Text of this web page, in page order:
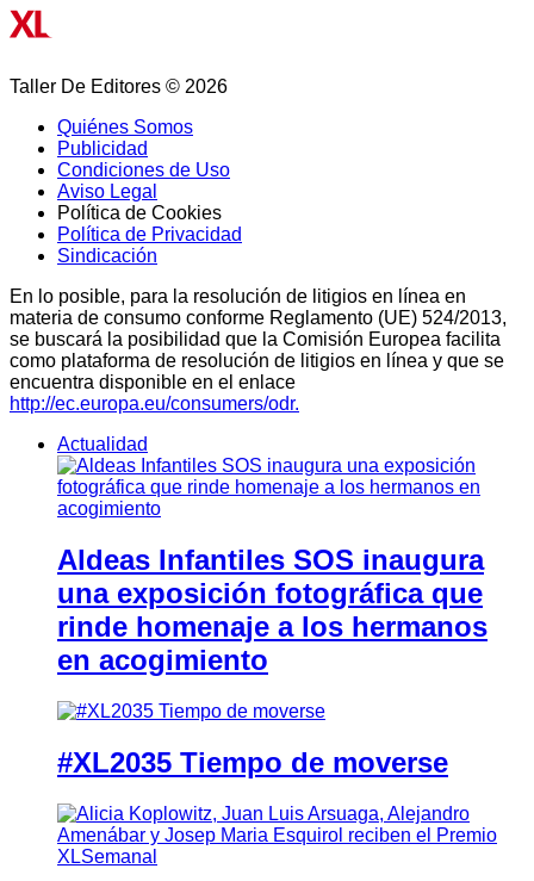
Taller De Editores © 2026
Quiénes Somos
Publicidad
Condiciones de Uso
Aviso Legal
Política de Cookies
Política de Privacidad
Sindicación
En lo posible, para la resolución de litigios en línea en
materia de consumo conforme Reglamento (UE) 524/2013,
se buscará la posibilidad que la Comisión Europea facilita
como plataforma de resolución de litigios en línea y que se
encuentra disponible en el enlace
http://ec.europa.eu/consumers/odr.
Actualidad
Aldeas Infantiles SOS inaugura
una exposición fotográfica que
rinde homenaje a los hermanos
en acogimiento
#XL2035 Tiempo de moverse